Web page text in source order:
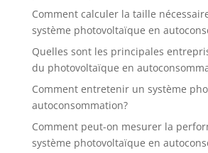
Comment calculer la taille
système photovoltaïque en
Quelles sont les principales
du photovoltaïque en
Comment entretenir un système
autoconsommation?
Comment peut-on mesurer la
système photovoltaïque en